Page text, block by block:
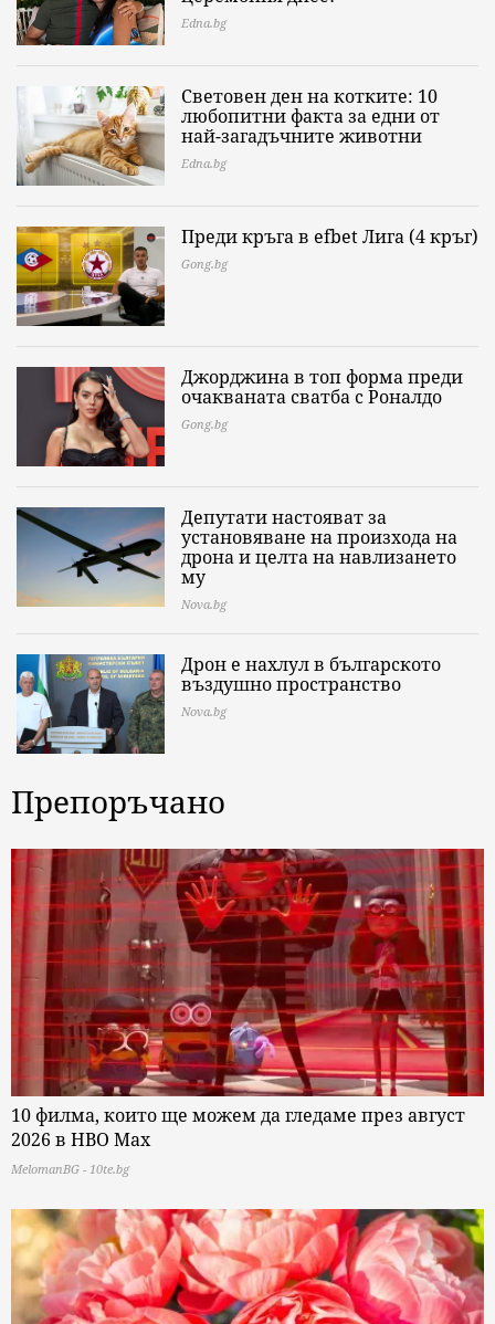
Edna.bg
Световен ден на котките: 10
любопитни факта за едни от
най-загадъчните животни
Edna.bg
Преди кръга в efbet Лига (4 кръг)
Gong.bg
Джорджина в топ форма преди
очакваната сватба с Роналдо
Gong.bg
Депутати настояват за
установяване на произхода на
дрона и целта на навлизането
му
Nova.bg
Дрон е нахлул в българското
въздушно пространство
Nova.bg
Препоръчано
10 филма, които ще можем да гледаме през август
2026 в HBO Max
MelomanBG - 10te.bg